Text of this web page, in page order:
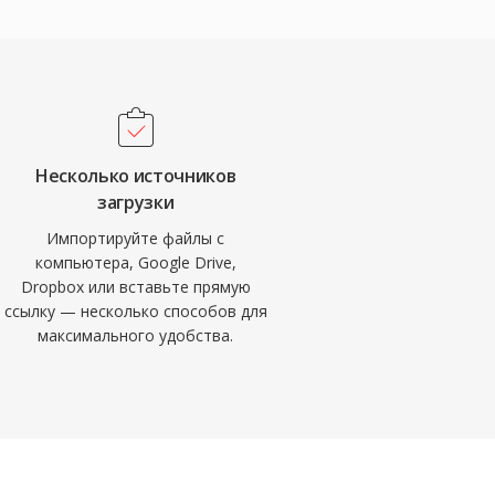
Несколько источников
загрузки
Импортируйте файлы с
компьютера, Google Drive,
Dropbox или вставьте прямую
ссылку — несколько способов для
максимального удобства.